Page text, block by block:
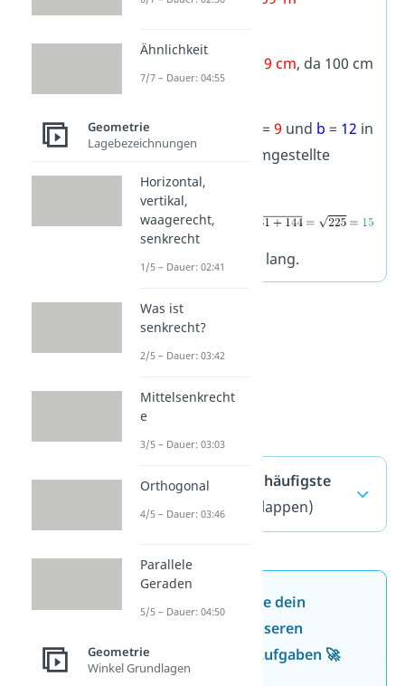
9 cm, da 100 cm
= 9 und b = 12 in
deine nach
umgestellte
Formel ein:
ist also15 cm lang.
a² + b² = c² — häufigste
Fragen (ausklappen)
Jetzt neu: Teste dein
Wissen mit unseren
kostenlosen Aufgaben 🚀
Ähnlichkeit
7/7 – Dauer: 04:55
Geometrie
Lagebezeichnungen
Horizontal,
vertikal,
waagerecht,
senkrecht
1/5 – Dauer: 02:41
Was ist
senkrecht?
2/5 – Dauer: 03:42
Mittelsenkrecht
e
3/5 – Dauer: 03:03
Orthogonal
4/5 – Dauer: 03:46
Parallele
Geraden
5/5 – Dauer: 04:50
Geometrie
Winkel Grundlagen